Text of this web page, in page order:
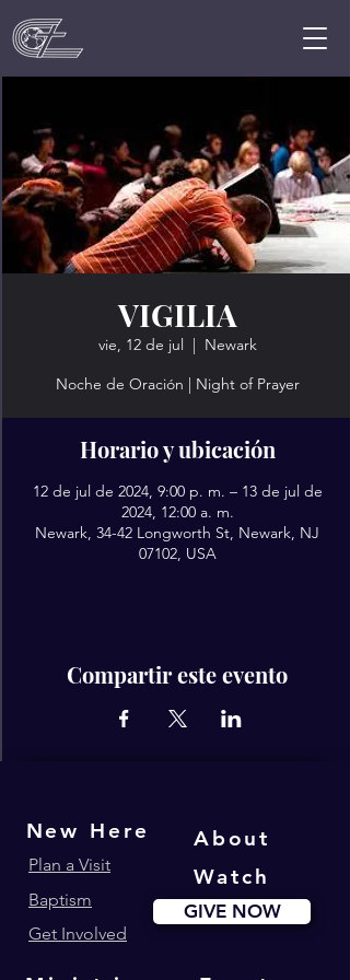
VIGILIA
vie, 12 de jul
  |
Newark
Noche de Oración | Night of Prayer
Horario y ubicación
12 de jul de 2024, 9:00 p. m. – 13 de jul de
2024, 12:00 a. m.
Newark, 34-42 Longworth St, Newark, NJ
07102, USA
Compartir este evento
About
New Here
Plan a Visit
Baptism
GIVE NOW
Get Involved
Watch